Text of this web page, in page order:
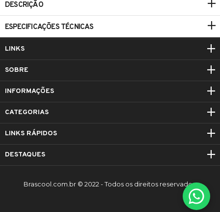
DESCRIÇÃO
ESPECIFICAÇÕES TÉCNICAS
LINKS
SOBRE
INFORMAÇÕES
CATEGORIAS
LINKS RÁPIDOS
DESTAQUES
Brascool.com.br © 2022 - Todos os direitos reservados.